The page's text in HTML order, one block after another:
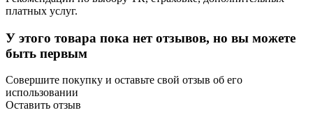
платных услуг.
У этого товара пока нет отзывов, но вы можете
быть первым
Совершите покупку и оставьте свой отзыв об его
использовании
Оставить отзыв